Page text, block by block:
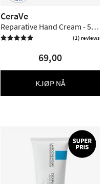
CeraVe
Reparative Hand Cream - 50
ml
 (1) reviews
69,00
KJØP NÅ